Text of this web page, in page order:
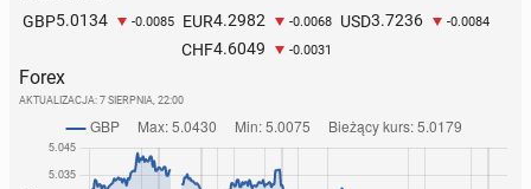
GBP5.0134 -0.0085 EUR4.2982 -0.0068 USD3.7236 -0.0084
CHF4.6049 -0.0031
Forex
AKTUALIZACJA: 7 SIERPNIA, 22:00